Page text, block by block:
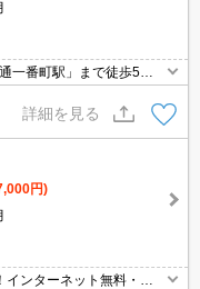
一番町駅」まで徒歩5
ス！防犯カメラ・オート
内ごみ置場など完備！近
住環境も良好な好立地！
詳細を見る
円)
ンターネット無料・経